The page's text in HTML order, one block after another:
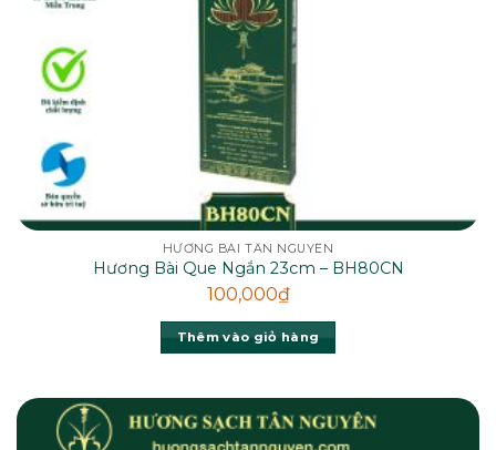
HƯƠNG BÀI TÂN NGUYÊN
Hương Bài Que Ngắn 23cm – BH80CN
100,000₫
Thêm vào giỏ hàng